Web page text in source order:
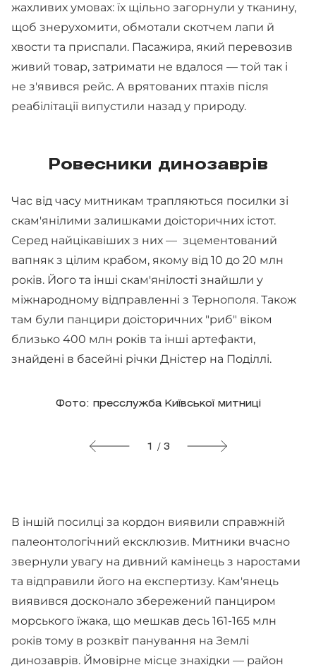
жахливих умовах: їх щільно загорнули у тканину,
щоб знерухомити, обмотали скотчем лапи й
хвости та приспали. Пасажира, який перевозив
живий товар, затримати не вдалося — той так і
не з'явився рейс. А врятованих птахів після
реабілітації випустили назад у природу.
Ровесники динозаврів
Час від часу митникам трапляються посилки зі
скам'янілими залишками доісторичних істот.
Серед найцікавіших з них — зцементований
вапняк з цілим крабом, якому від 10 до 20 млн
років. Його та інші скам'янілості знайшли у
міжнародному відправленні з Тернополя. Також
там були панцири доісторичних "риб" віком
близько 400 млн років та інші артефакти,
знайдені в басейні річки Дністер на Поділлі.
Фото: пресслужба Київської митниці
1 / 3
В іншій посилці за кордон виявили справжній
палеонтологічний ексклюзив. Митники вчасно
звернули увагу на дивний камінець з наростами
та відправили його на експертизу. Кам'янець
виявився досконало збережений панциром
морського їжака, що мешкав десь 161-165 млн
років тому в розквіт панування на Землі
динозаврів. Ймовірне місце знахідки — район